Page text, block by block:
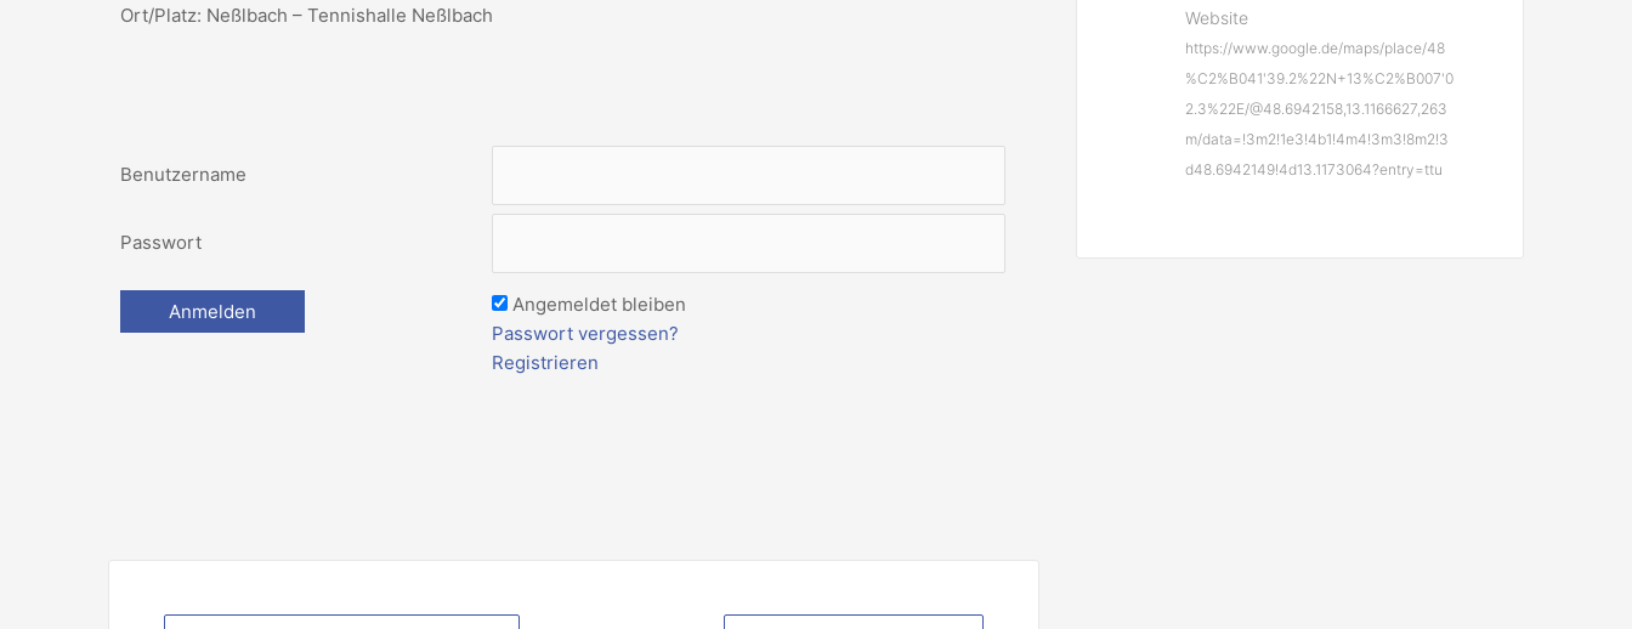
Ort/Platz: Neßlbach – Tennishalle Neßlbach
Benutzername
Passwort
Angemeldet bleiben
Passwort vergessen?
Registrieren
Website
https://www.google.de/maps/place/48
%C2%B041'39.2%22N+13%C2%B007'0
2.3%22E/@48.6942158,13.1166627,263
m/data=!3m2!1e3!4b1!4m4!3m3!8m2!3
d48.6942149!4d13.1173064?entry=ttu